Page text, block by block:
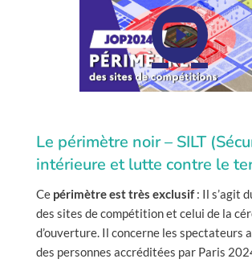
Le périmètre noir – SILT
intérieure et lutte contre le
Ce périmètre est très exclusif: Il s’agit
des sites de compétition et celui de la
d’ouverture. Il concerne les spectateurs
des personnes accréditées par Paris